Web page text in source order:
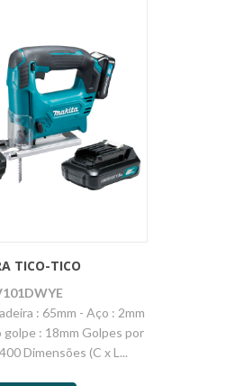
TICO-TICO
: 65mm - Aço : 2mm
: 18mm Golpes por
Dimensões (C x L...